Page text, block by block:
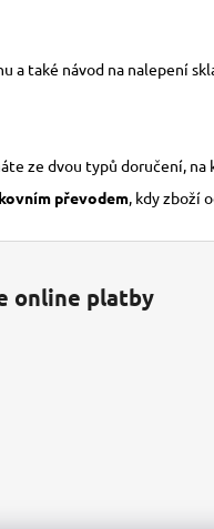
a také návod na nalepení
ze dvou typů doručení,
převodem, kdy zboží
online platby